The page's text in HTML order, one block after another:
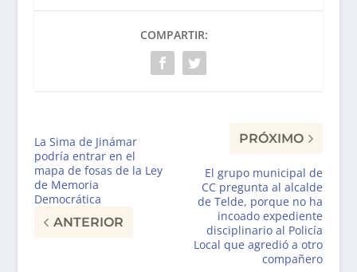
COMPARTIR:
La Sima de Jinámar
podría entrar en el
mapa de fosas de la Ley
de Memoria
Democrática
ANTERIOR
PRÓXIMO
El grupo municipal de
CC pregunta al alcalde
de Telde, porque no ha
incoado expediente
disciplinario al Policía
Local que agredió a otro
compañero